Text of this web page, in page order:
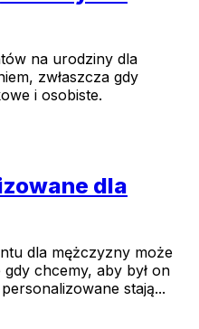
na urodziny dla
zwłaszcza gdy
i osobiste.
dla
dla mężczyzny może
chcemy, aby był on
stają...